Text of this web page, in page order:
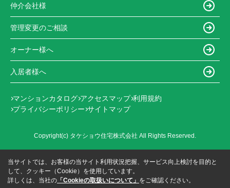
仲介会社様
管理変更のご相談
オーナー様へ
入居者様へ
マンションカタログ アクセスマップ 利用規約
プライバシーポリシー サイトマップ
Copyright(c) タケショウ住宅株式会社 All Rights Reserved.
当サイトでは、お客様の当サイト利用状況把握、サービス向上検討を目的と
して、クッキー（Cookie）を使用しています。
詳しくは、当社の 「Cookieの取扱いについて」 をご確認ください。